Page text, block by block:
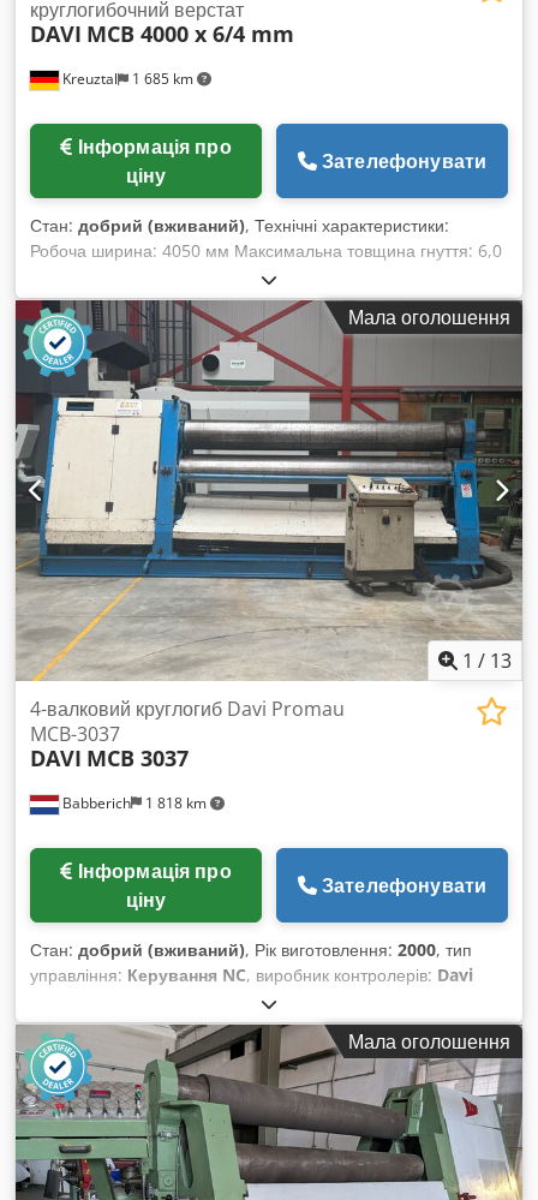
Kreuztal 1 685 km
круглогибочний верстат
DAVI MCB 4000 x 6/4 mm
ціну
Зателефонувати
Стан: добрий (вживаний), Технічні характеристики:
Робоча ширина: 4050 мм Максимальна товщина гнуття: 6,0
мм Максимальна товщина попереднього гнуття: 4,0 мм
Діаметр верхнього валу: 210 мм Діаметр бокових нижніх
валів: 210 мм Діаметр центрального нижнього валу: 210 мм
Конусне гнуття досягається шляхом нахилу обох бокових
валів Гідравлічні відкидні підшипникові опори Dkjdpfx
Aaowkaalj Djr Поворотна панель керування з цифровим
дисплеєм Габарити (Довжина х Ширина х Висота): близько
6900 x 2300 x 1800 мм Власна вага: близько 14 тонн
Продавець не несе відповідальності за помилки в написанні
або передачі даних. Стан машини з врахуванням віку:
зовнішній вигляд, технічний стан та знос відповідають віку;
вживані машини продаються без жодних гарантій.
Мала оголошення
1 / 13
Babberich 1 818 km
4-валковий круглогиб Davi Promau
MCB-3037
DAVI MCB 3037
ціну
Зателефонувати
Стан: добрий (вживаний), Рік виготовлення: 2000, тип
управління: Керування NC, виробник контролерів: Davi
, діаметр нижнього ролика:
діаметр верхнього вала:370 мм, діаметр бічного валика:
320 мм, довжина вала:3 100 мм
, максимальна товщина
листа:25 мм, загальна вага: 18 500 кг, загальна довжина:
5 900 мм, загальна ширина: 2 200 мм, загальна висота:
2 300 мм, потужність:30 кВт (40,79 к.с.), Обладнання:
конічний пристрій для згинання, 4-валковий
круглопрофільний згинальний верстат Davi Promau - MCB-
Мала оголошення